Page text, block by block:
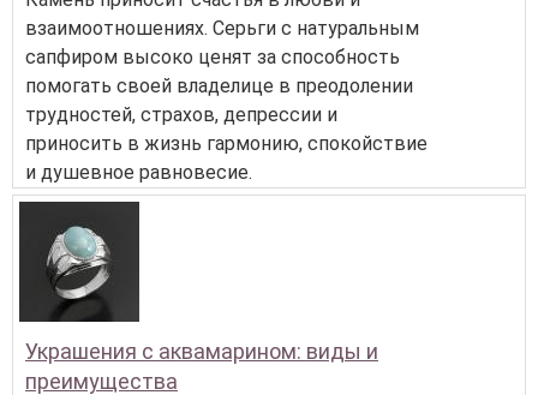
взаимоотношениях. Серьги с натуральным
сапфиром высоко ценят за способность
помогать своей владелице в преодолении
трудностей, страхов, депрессии и
приносить в жизнь гармонию, спокойствие
и душевное равновесие.
Украшения с аквамарином: виды и
преимущества